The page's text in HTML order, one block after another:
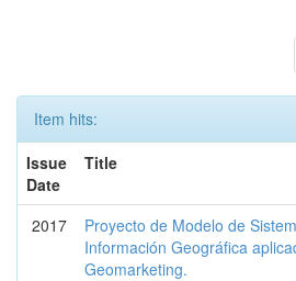
Item hits:
Issue
Date
Title
2017
Proyecto de Modelo de
Información Geográfica
Geomarketing.